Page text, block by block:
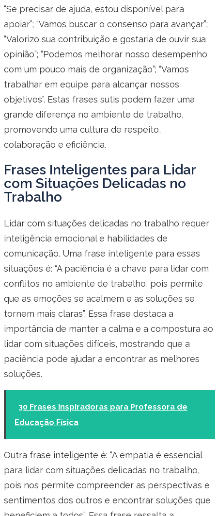
“Se precisar de ajuda, estou disponível para
apoiar”; “Vamos buscar o consenso para avançar”;
“Valorizo sua contribuição e gostaria de ouvir sua
opinião”; “Podemos melhorar nosso desempenho
com um pouco mais de organização”; “Vamos
trabalhar em equipe para alcançar nossos
objetivos”. Estas frases sutis podem fazer uma
grande diferença no ambiente de trabalho,
promovendo uma cultura de respeito,
colaboração e eficiência.
Frases Inteligentes para Lidar
com Situações Delicadas no
Trabalho
Lidar com situações delicadas no trabalho requer
inteligência emocional e habilidades de
comunicação. Uma frase inteligente para essas
situações é: “A paciência é a chave para lidar com
conflitos no ambiente de trabalho, pois permite
que as emoções se acalmem e as soluções se
tornem mais claras”. Essa frase destaca a
importância de manter a calma e a compostura ao
lidar com situações difíceis, mostrando que a
paciência pode ajudar a encontrar as melhores
soluções.
30 Frases Inspiradoras para Professora de
Educação Física
Outra frase inteligente é: “A empatia é essencial
para lidar com situações delicadas no trabalho,
pois nos permite compreender as perspectivas e
sentimentos dos outros e encontrar soluções que